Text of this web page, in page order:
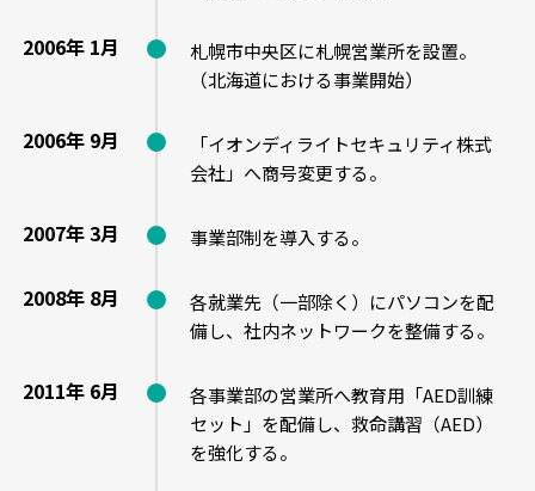
2006年 1月
札幌市中央区に札幌営業所を設置。
（北海道における事業開始）
2006年 9月
「イオンディライトセキュリティ株式
会社」へ商号変更する。
2007年 3月 事業部制を導入する。
2008年 8月
各就業先（一部除く）にパソコンを配
備し、社内ネットワークを整備する。
2011年 6月
各事業部の営業所へ教育用「AED訓練
セット」を配備し、救命講習（AED）
を強化する。